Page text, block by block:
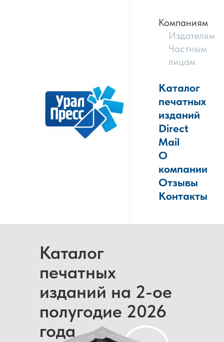
Компаниям
Издателям
Частным
лицам
Каталог
печатных
изданий
Direct
Mail
О
компании
Отзывы
Контакты
Каталог
печатных
изданий на 2-ое
полугодие 2026
года